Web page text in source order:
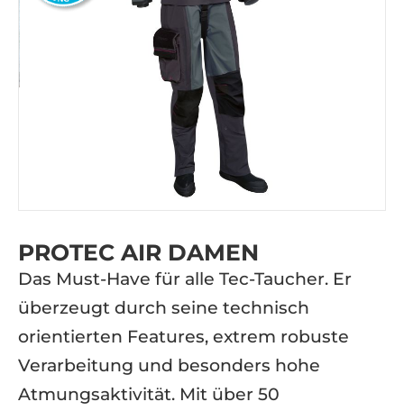
PROTEC AIR DAMEN
Das Must-Have für alle Tec-Taucher. Er
überzeugt durch seine technisch
orientierten Features, extrem robuste
Verarbeitung und besonders hohe
Atmungsaktivität. Mit über 50